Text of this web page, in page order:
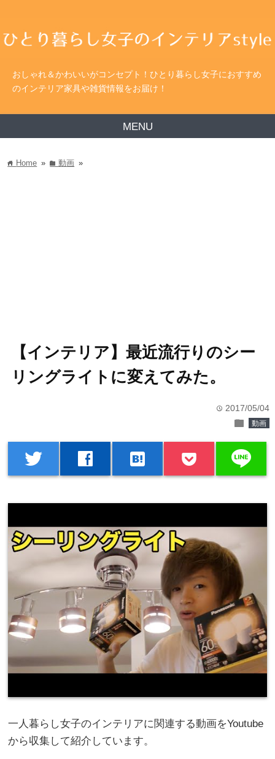
おしゃれ＆かわいいがコンセプト！ひとり暮らし女子におすすめ
のインテリア家具や雑貨情報をお届け！
MENU
home Home » folder動画 »
【インテリア】最近流行りのシー
リングライトに変えてみた。
time 2017/05/04
folder 動画
twitter facebook hatenabookmark line
一人暮らし女子のインテリアに関連する動画をYoutube
から収集して紹介しています。